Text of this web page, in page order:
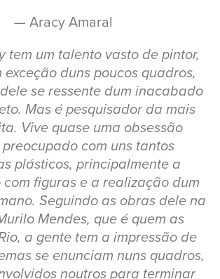
— Aracy Amaral
tem um talento vasto de pintor,
exceção duns poucos quadros,
se ressente dum inacabado
Mas é pesquisador da mais
Vive quase uma obsessão
com uns tantos
plásticos, principalmente a
com figuras e a realização dum
Seguindo as obras dele na
Mendes, que é quem as
a gente tem a impressão de
se enunciam nuns quadros,
noutros para terminar